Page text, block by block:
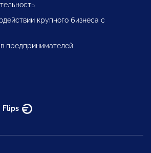
крупного бизнеса с
предпринимателей
Flips